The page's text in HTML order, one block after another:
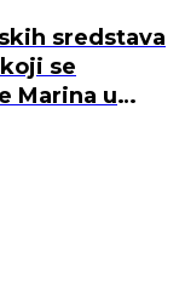
sredstava
se
Marina u